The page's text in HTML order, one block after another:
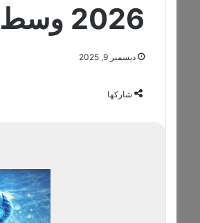
2026 وسط انقسام داخل الحكومة
ديسمبر 9, 2025
شاركها